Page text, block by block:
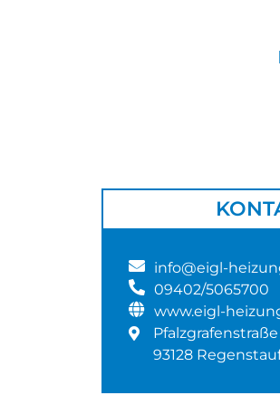
info@eigl-
09402/5065700
www.eigl-
93128